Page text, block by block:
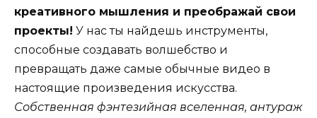
креативного мышления и преображай свои
проекты! У нас ты найдешь инструменты,
способные создавать волшебство и
превращать даже самые обычные видео в
настоящие произведения искусства.
Собственная фэнтезийная вселенная, антураж